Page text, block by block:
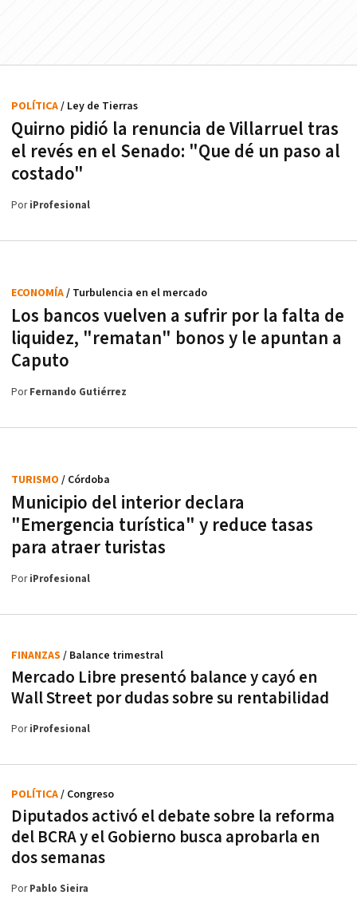
Quirno pidió la renuncia de Villarruel tras
el revés en el Senado: "Que dé un paso al
costado"
POLÍTICA/ Ley de Tierras
PoriProfesional
Los bancos vuelven a sufrir por la falta de
liquidez, "rematan" bonos y le apuntan a
Caputo
ECONOMÍA/ Turbulencia en el mercado
PorFernando Gutiérrez
Municipio del interior declara
"Emergencia turística" y reduce tasas
para atraer turistas
TURISMO / Córdoba
PoriProfesional
Mercado Libre presentó balance y cayó en
Wall Street por dudas sobre su rentabilidad
FINANZAS / Balance trimestral
PoriProfesional
Diputados activó el debate sobre la reforma
del BCRA y el Gobierno busca aprobarla en
dos semanas
POLÍTICA/ Congreso
PorPablo Sieira